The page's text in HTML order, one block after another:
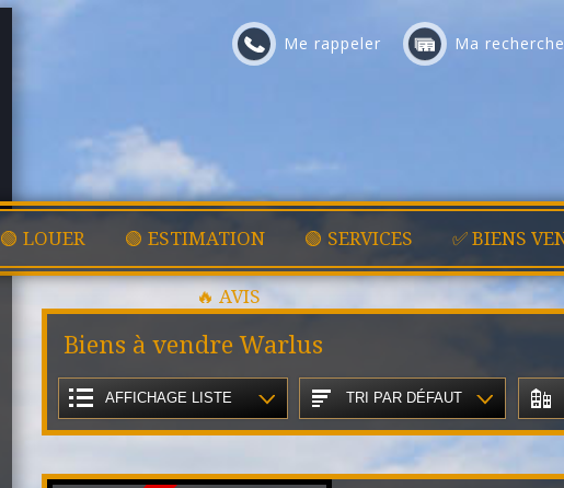
Me rappeler Ma recherche
🟢 LOUER 🟢 ESTIMATION 🟢 SERVICES ✅ BIENS
🔥 AVIS
Biens à vendre Warlus
AFFICHAGE LISTE TRI PAR DÉFAUT